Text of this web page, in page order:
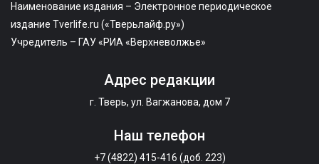
Наименование издания – Электронное периодическое
издание Tverlife.ru («Тверьлайф.ру»)
Учредитель – ГАУ «РИА «Верхневолжье»
Адрес редакции
г. Тверь, ул. Вагжанова, дом 7
Наш телефон
+7 (4822) 415-416 (доб. 223)